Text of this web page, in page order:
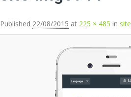
Published 22/08/2015 at 225 × 485 in